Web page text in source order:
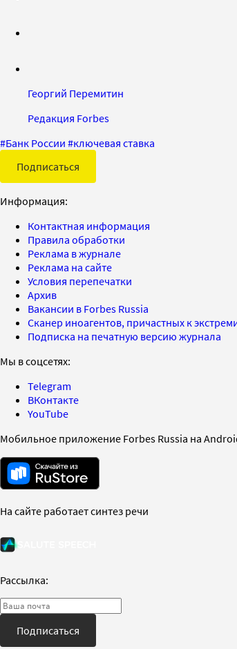
Георгий Перемитин
Редакция Forbes
#Банк России #ключевая ставка
Подписаться
Информация:
Контактная информация
Правила обработки
Реклама в журнале
Реклама на сайте
Условия перепечатки
Архив
Вакансии в Forbes Russia
Сканер иноагентов, причастных к
Подписка на печатную версию журнала
Мы в соцсетях:
Telegram
ВКонтакте
YouTube
Мобильное приложение Forbes Russia на
На сайте работает синтез речи
Рассылка:
Подписаться